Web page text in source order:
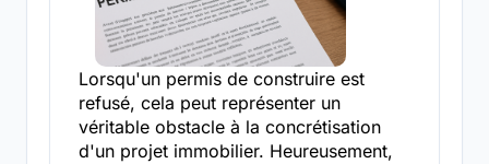
Lorsqu'un permis de construire est
refusé, cela peut représenter un
véritable obstacle à la concrétisation
d'un projet immobilier. Heureusement,